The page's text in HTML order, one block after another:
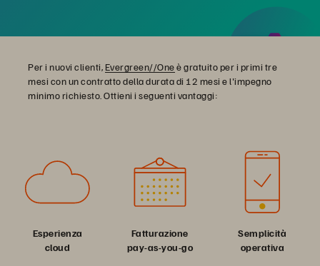
Per i nuovi clienti, Evergreen//Oneè gratuito per i primi tre
mesi con un contratto della durata di 12 mesi e l'impegno
minimo richiesto. Ottieni i seguenti vantaggi:
Esperienza
cloud
Fatturazione
pay-as-you-go
Semplicità
operativa